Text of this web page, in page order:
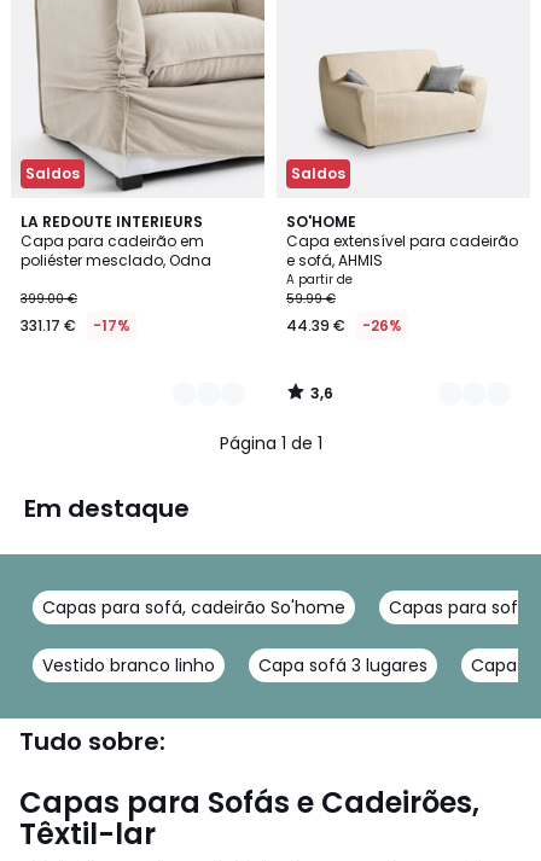
Saldos
LA REDOUTE INTERIEURS
Capa para cadeirão em
poliéster mesclado, Odna
399.00 €
331.17 € -17%
9
Cores
Saldos
SO'HOME
Capa extensível para cadeirão
e sofá, AHMIS
A partir de
59.99 €
44.39 € -26%
3,6
/ 5
4
Cores
3,6
/
Página 1 de 1
Em destaque
Capas para sofá, cadeirão So'home Capas para
Vestido branco linho Capa sofá 3 lugares Capa
Tudo sobre:
Capas para Sofás e Cadeirões,
Têxtil-lar